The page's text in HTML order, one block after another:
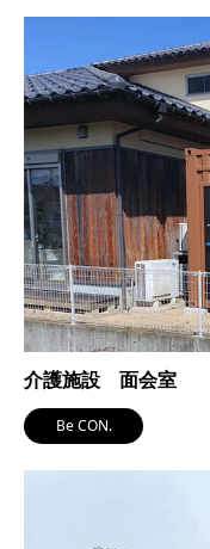
介護施設 面会室
Be CON.